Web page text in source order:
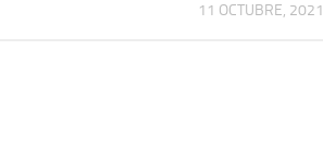
11 OCTUBRE, 2021